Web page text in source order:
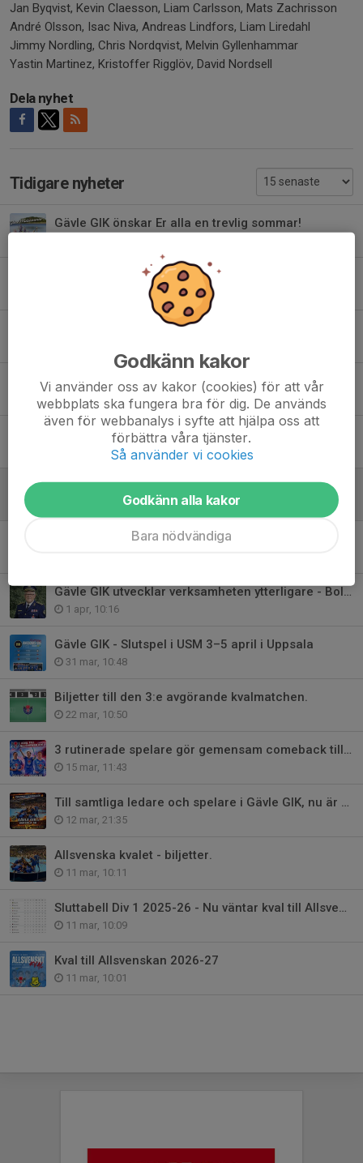
Jan Byqvist, Kevin Claesson, Liam Carlsson, Mats Zachrisson
André Olsson, Isac Niva, Andreas Lindfors, Liam Liredahl
Jimmy Nordling, Chris Nordqvist, Melvin Gyllenhammar
Yastin Martinez, Kristoffer Rigglöv, David Nordsell
Dela nyhet
Tidigare nyheter
Gävle GIK önskar Er alla en trevlig sommar!
Serieindelningen är nu klar för 2026-27.
15 apr, 21:34
Han blir Gävle GIK´s nya huvudtränare.
14 apr, 21:56
Gävle GIK Parasport segrade i Mälarenergi Cup!
12 apr, 23:29
TACK FÖR ALLT, BILLY ❤️💙🤍
Gävle GIK utvecklar verksamheten ytterligare - Bollförvaring.
1 apr, 10:16
Gävle GIK - Slutspel i USM 3–5 april i Uppsala
31 mar, 10:48
Biljetter till den 3:e avgörande kvalmatchen.
22 mar, 10:50
3 rutinerade spelare gör gemensam comeback till kvalet.
15 mar, 11:43
Till samtliga ledare och spelare i Gävle GIK, nu är det kvalfeber!
12 mar, 21:35
Allsvenska kvalet - biljetter.
11 mar, 10:11
Sluttabell Div 1 2025-26 - Nu väntar kval till Allsvenskan.
11 mar, 10:09
Kval till Allsvenskan 2026-27
11 mar, 10:01
Godkänn kakor
Vi använder oss av kakor (cookies) för att vår
webbplats ska fungera bra för dig. De används
även för webbanalys i syfte att hjälpa oss att
förbättra våra tjänster.
Så använder vi cookies
Godkänn alla kakor
Bara nödvändiga